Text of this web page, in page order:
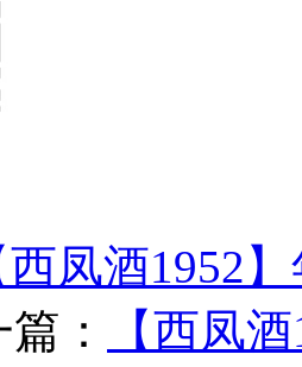
西凤酒1952
：
【西凤